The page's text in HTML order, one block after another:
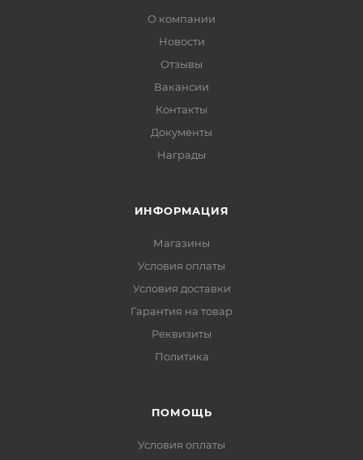
О компании
Новости
Отзывы
Вакансии
Контакты
Документы
Награды
ИНФОРМАЦИЯ
Магазины
Условия оплаты
Условия доставки
Гарантия на товар
Реквизиты
Политика
ПОМОЩЬ
Условия оплаты